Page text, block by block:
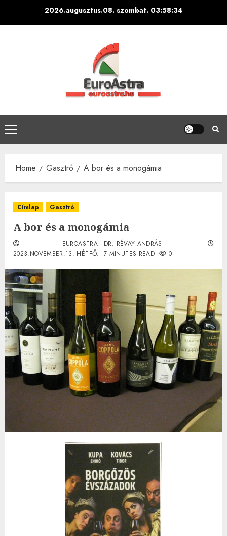
2026.augusztus.08. szombat. 03:58:36
Primary
Menu
Home Gasztró A bor és a monogámia
Címlap Gasztró
A bor és a monogámia
EUROASTRA - DR. RÉVAY ANDRÁS
2023.NOVEMBER.13. HÉTFŐ.
7 MINUTES READ 0